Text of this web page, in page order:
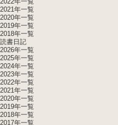
2021年一覧
2020年一覧
2019年一覧
2018年一覧
読書日記
2026年一覧
2025年一覧
2024年一覧
2023年一覧
2022年一覧
2021年一覧
2020年一覧
2019年一覧
2018年一覧
2017年一覧